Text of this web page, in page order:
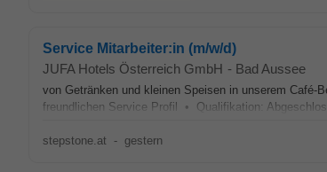
Service Mitarbeiter:in (m/w/d)
JUFA Hotels Österreich GmbH - Bad Aussee
von Getränken und kleinen Speisen in unserem
freundlichen Service Profil • Qualifikation:
stepstone.at - gestern